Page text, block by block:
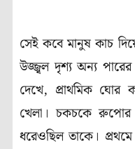
সেই কবে মানুষ কাচ
উজ্জ্বল দৃশ্য অন্য
দেখে, প্রাথমিক ঘোর
খেলা। চকচকে রুপোর
ধরেওছিল তাকে।